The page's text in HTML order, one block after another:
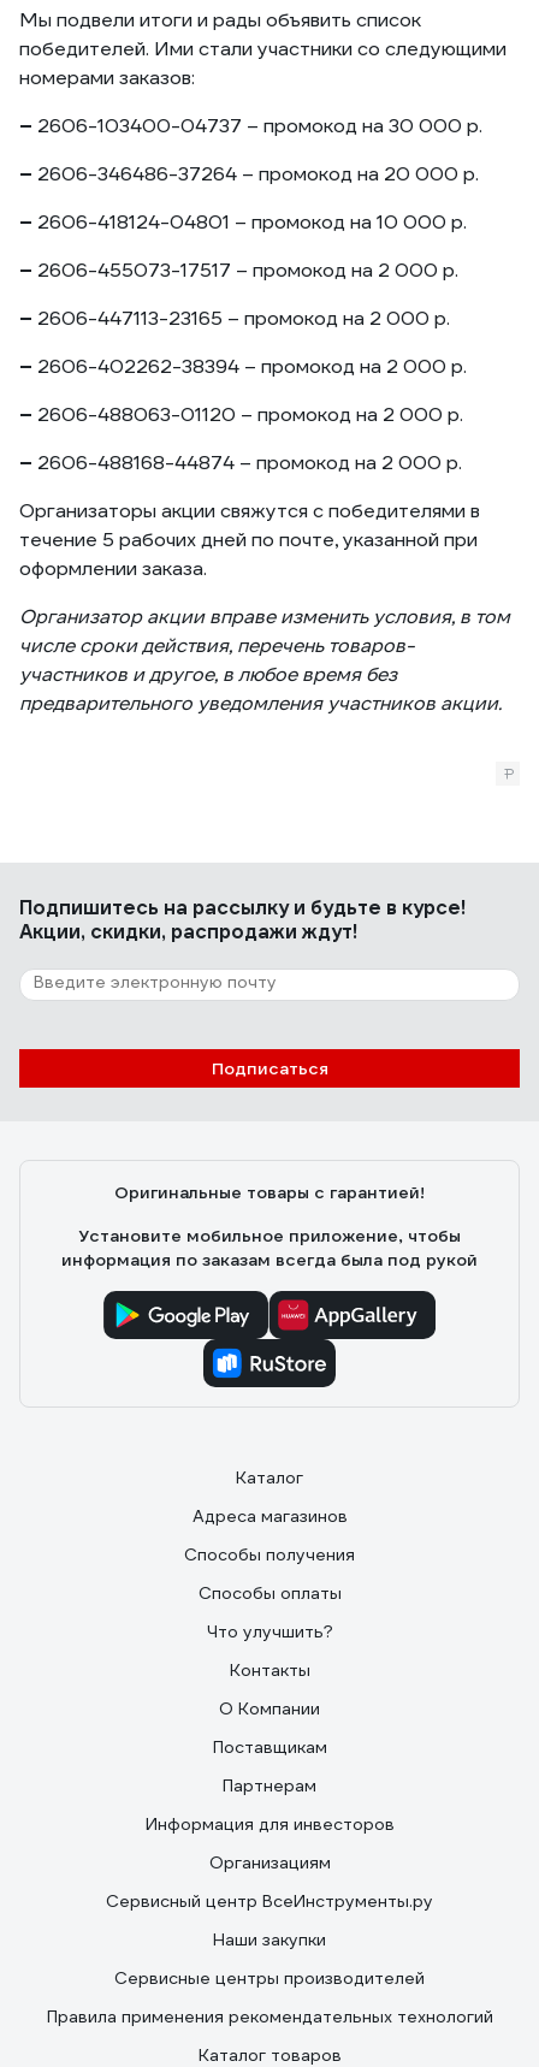
Мы подвели итоги и рады объявить список
победителей. Ими стали участники со следующими
номерами заказов:
– 2606-103400-04737 – промокод на 30 000 р.
– 2606-346486-37264 – промокод на 20 000 р.
– 2606-418124-04801 – промокод на 10 000 р.
– 2606-455073-17517 – промокод на 2 000 р.
– 2606-447113-23165 – промокод на 2 000 р.
– 2606-402262-38394 – промокод на 2 000 р.
– 2606-488063-01120 – промокод на 2 000 р.
– 2606-488168-44874 – промокод на 2 000 р.
Организаторы акции свяжутся с победителями в
течение 5 рабочих дней по почте, указанной при
оформлении заказа.
Организатор акции вправе изменить условия, в том
числе сроки действия, перечень товаров-
участников и другое, в любое время без
предварительного уведомления участников акции.
Подпишитесь на рассылкуи будьте в курсе!
Акции, скидки, распродажи ждут!
Подписаться
Оригинальные товары с гарантией!
Установите мобильное приложение, чтобы
информация по заказам всегда была под рукой
Каталог
Адреса магазинов
Способы получения
Способы оплаты
Что улучшить?
Контакты
О Компании
Поставщикам
Партнерам
Информация для инвесторов
Организациям
Сервисный центр ВсеИнструменты.ру
Наши закупки
Сервисные центры производителей
Правила применения рекомендательных технологий
Каталог товаров